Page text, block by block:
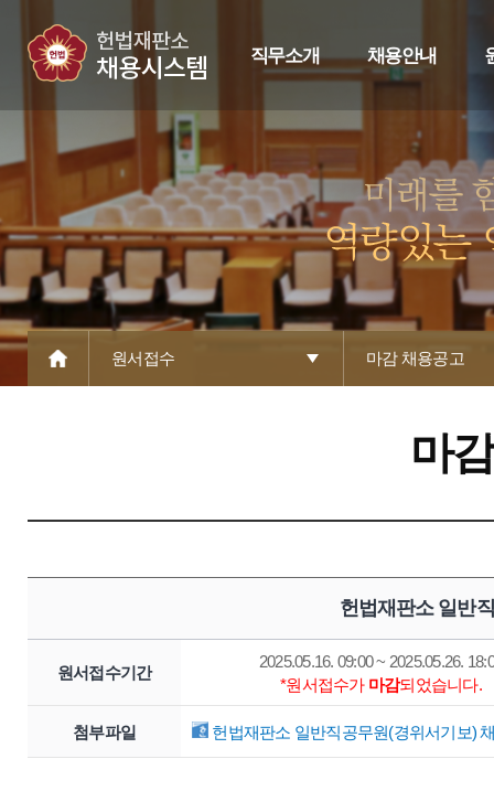
직무소개 채용안내
원서접수 마감 채용공고
마
헌법재판소 일반
원서접수기간
2025.05.16. 09:00 ~ 2025.05.26.
*원서접수가 마감되었습니다.
첨부파일 헌법재판소 일반직공무원(경위서기보)